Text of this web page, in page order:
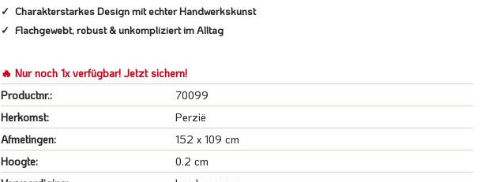
Charakterstarkes Design mit echter Handwerkskunst
Flachgewebt, robust & unkompliziert im Alltag
🔥 Nur noch 1x verfügbar! Jetzt sichern!
Productnr.:
70099
Herkomst:
Perzië
Afmetingen:
152 x 109 cm
Hoogte:
0.2 cm